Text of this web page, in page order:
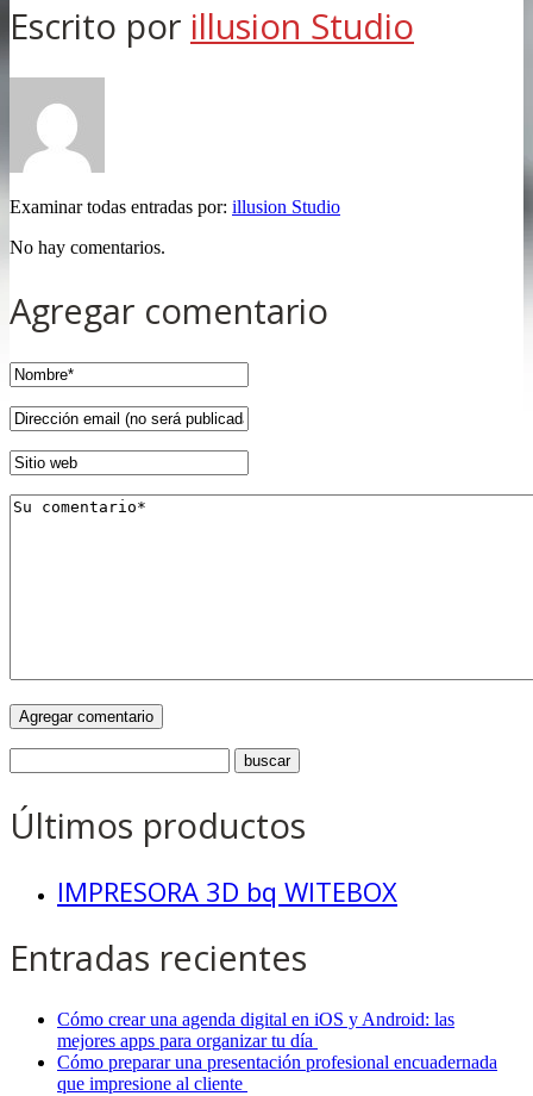
Escrito por illusion Studio
Examinar todas entradas por: illusion Studio
No hay comentarios.
Agregar comentario
Últimos productos
IMPRESORA 3D bq WITEBOX
Entradas recientes
Cómo crear una agenda digital en iOS y Android: las
mejores apps para organizar tu día
Cómo preparar una presentación profesional encuadernada
que impresione al cliente